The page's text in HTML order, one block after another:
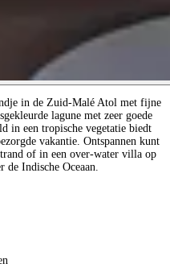
in de Zuid-Malé Atol met fijne
lagune met zeer goede
in een tropische vegetatie biedt
vakantie. Ontspannen kunt
of in een over-water villa op
de Indische Oceaan.